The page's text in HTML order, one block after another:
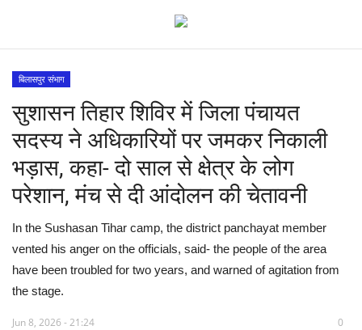
मध्य प्रदेश
विश्व
देश
विदेश
मुख्य समाचार
छत्तीसगढ़
बिलासपुर संभाग
सुशासन तिहार शिविर में जिला पंचायत
सदस्य ने अधिकारियों पर जमकर निकाली
भड़ास, कहा- दो साल से क्षेत्र के लोग
परेशान, मंच से दी आंदोलन की चेतावनी
In the Sushasan Tihar camp, the district panchayat member
vented his anger on the officials, said- the people of the area
have been troubled for two years, and warned of agitation from
the stage.
Jun 8, 2026 - 21:24 0